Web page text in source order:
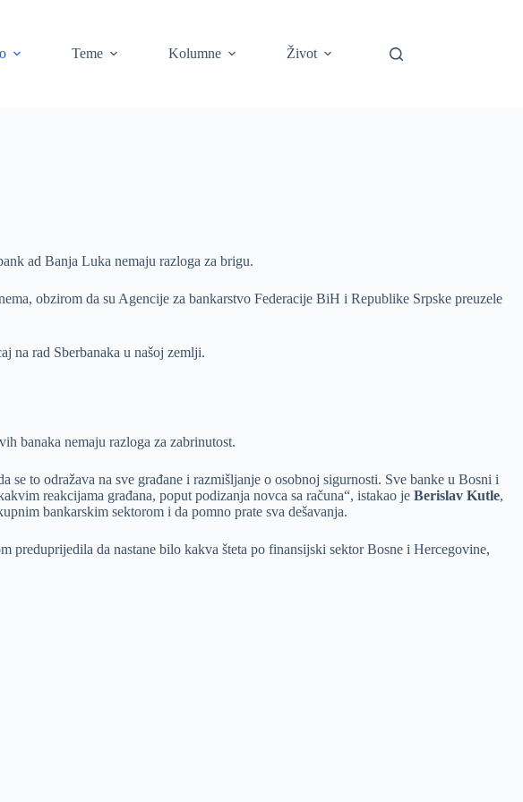
Teme Kolumne Život
ad Banja Luka nemaju razloga za brigu.
obzirom da su Agencije za bankarstvo Federacije BiH i Republike Srpske preuzele
na rad Sberbanaka u našoj zemlji.
banaka nemaju razloga za zabrinutost.
to odražava na sve građane i razmišljanje o osobnoj sigurnosti. Sve banke u Bosni i
reakcijama građana, poput podizanja novca sa računa“, istakao je Berislav Kutle,
bankarskim sektorom i da pomno prate sva dešavanja.
da nastane bilo kakva šteta po finansijski sektor Bosne i Hercegovine,